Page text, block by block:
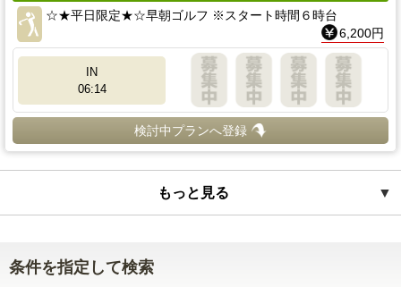
☆★平日限定★☆早朝ゴルフ ※スタート時間６時台
6,200円
IN
06:14
検討中プランへ登録
▼
もっと見る
条件を指定して検索